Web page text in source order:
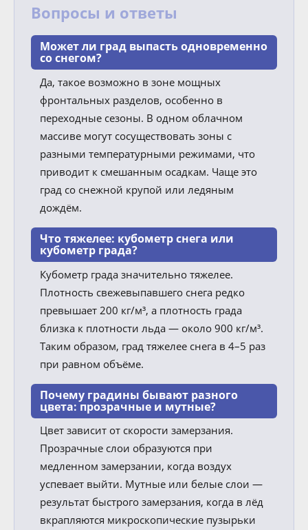
Вопросы и ответы
Может ли град выпасть одновременно
со снегом?
Да, такое возможно в зоне мощных
фронтальных разделов, особенно в
переходные сезоны. В одном облачном
массиве могут сосуществовать зоны с
разными температурными режимами, что
приводит к смешанным осадкам. Чаще это
град со снежной крупой или ледяным
дождём.
Что тяжелее: кубометр снега или
кубометр града?
Кубометр града значительно тяжелее.
Плотность свежевыпавшего снега редко
превышает 200 кг/м³, а плотность града
близка к плотности льда — около 900 кг/м³.
Таким образом, град тяжелее снега в 4–5 раз
при равном объёме.
Почему градины бывают разного
цвета: прозрачные и мутные?
Цвет зависит от скорости замерзания.
Прозрачные слои образуются при
медленном замерзании, когда воздух
успевает выйти. Мутные или белые слои —
результат быстрого замерзания, когда в лёд
вкрапляются микроскопические пузырьки